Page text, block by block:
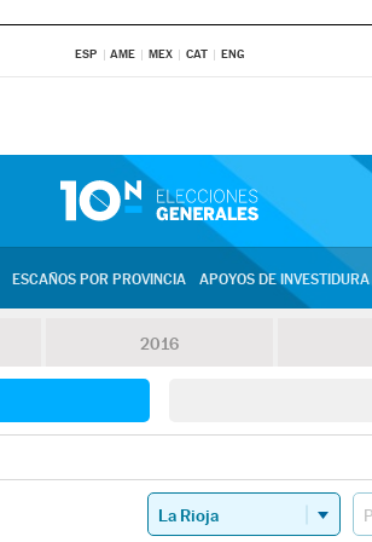
ESP AME MEX CAT ENG
ESCAÑOS POR PROVINCIA APOYOS DE INVESTIDURA
2016